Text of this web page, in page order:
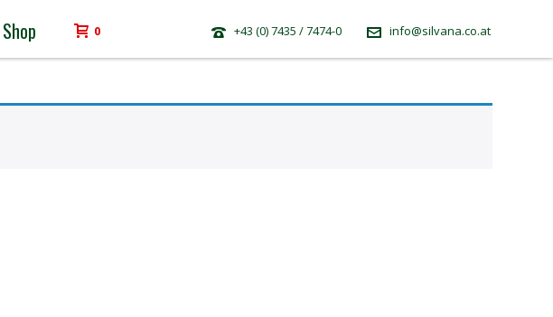
+43 (0) 7435 / 7474-0 info@silvana.co.at
Shop 0